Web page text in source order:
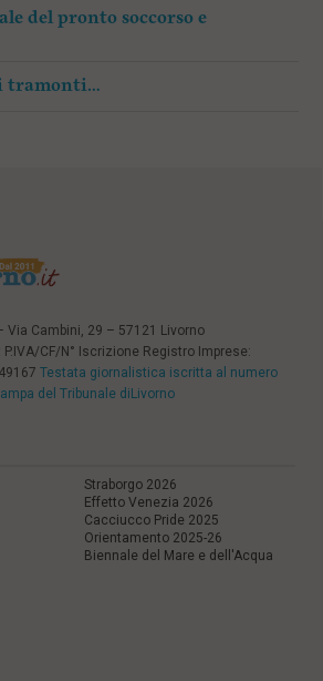
del pronto soccorso e
tramonti…
Cambini, 29 – 57121 Livorno
P.IVA/CF/N° Iscrizione Registro Imprese:
Testata giornalistica iscritta al numero
del Tribunale diLivorno
Straborgo 2026
Effetto Venezia 2026
Cacciucco Pride 2025
Orientamento 2025-26
Biennale del Mare e dell'Acqua